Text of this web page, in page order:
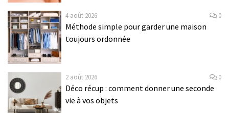
4 août 2026 0
Méthode simple pour garder une maison
toujours ordonnée
2 août 2026 0
Déco récup : comment donner une seconde
vie à vos objets